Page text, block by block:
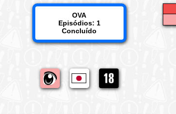
OVA
Episódios: 1
Concluído